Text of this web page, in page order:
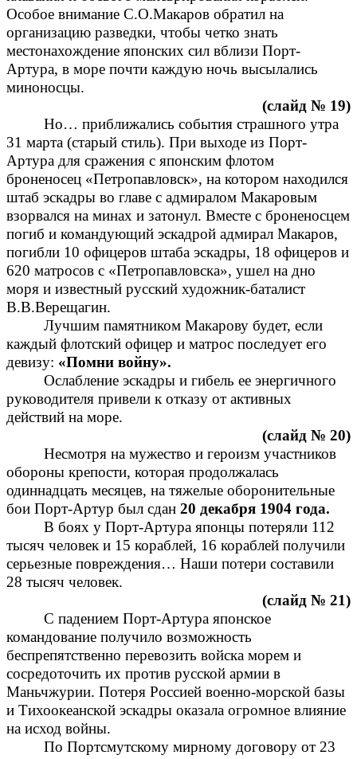
Особое внимание С.О.Макаров обратил на
организацию разведки, чтобы четко знать
местонахождение японских сил вблизи Порт-
Артура, в море почти каждую ночь высылались
миноносцы.
(слайд № 19)
Но… приближались события страшного утра
31 марта (старый стиль). При выходе из Порт-
Артура для сражения с японским флотом
броненосец «Петропавловск», на котором находился
штаб эскадры во главе с адмиралом Макаровым
взорвался на минах и затонул. Вместе с броненосцем
погиб и командующий эскадрой адмирал Макаров,
погибли 10 офицеров штаба эскадры, 18 офицеров и
620 матросов с «Петропавловска», ушел на дно
моря и известный русский художник-баталист
В.В.Верещагин.
Лучшим памятником Макарову будет, если
каждый флотский офицер и матрос последует его
девизу: «Помни войну».
Ослабление эскадры и гибель ее энергичного
руководителя привели к отказу от активных
действий на море.
(слайд № 20)
Несмотря на мужество и героизм участников
обороны крепости, которая продолжалась
одиннадцать месяцев, на тяжелые оборонительные
бои Порт-Артур был сдан 20 декабря 1904 года.
В боях у Порт-Артура японцы потеряли 112
тысяч человек и 15 кораблей, 16 кораблей получили
серьезные повреждения… Наши потери составили
28 тысяч человек.
(слайд № 21)
С падением Порт-Артура японское
командование получило возможность
беспрепятственно перевозить войска морем и
сосредоточить их против русской армии в
Маньчжурии. Потеря Россией военно-морской базы
и Тихоокеанской эскадры оказала огромное влияние
на исход войны.
По Портсмутскому мирному договору от 23